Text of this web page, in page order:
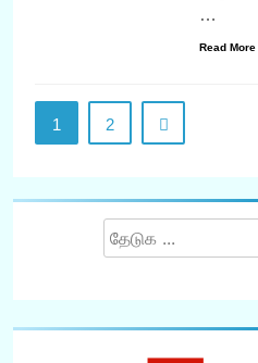
…
Read More
1 2